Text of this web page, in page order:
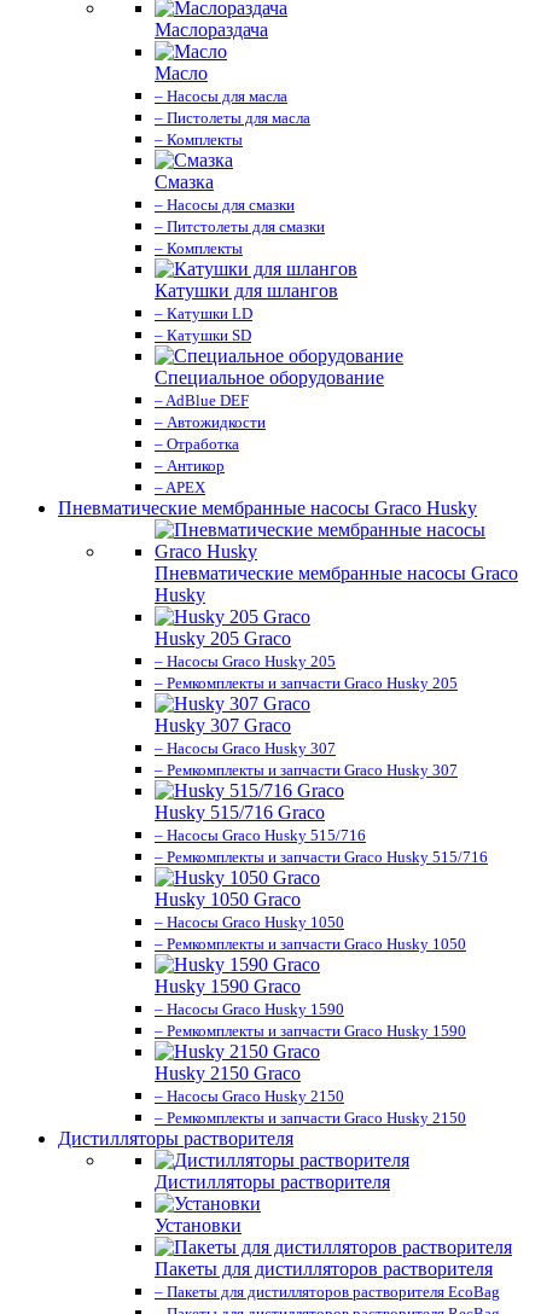
Маслораздача
Масло
– Насосы для масла
– Пистолеты для масла
– Комплекты
Смазка
– Насосы для смазки
– Питстолеты для смазки
– Комплекты
Катушки для шлангов
– Катушки LD
– Катушки SD
Специальное оборудование
– AdBlue DEF
– Автожидкости
– Отработка
– Антикор
– APEX
Пневматические мембранные насосы Graco Husky
Пневматические мембранные насосы Graco
Husky
Husky 205 Graco
– Насосы Graco Husky 205
– Ремкомплекты и запчасти Graco Husky 205
Husky 307 Graco
– Насосы Graco Husky 307
– Ремкомплекты и запчасти Graco Husky 307
Husky 515/716 Graco
– Насосы Graco Husky 515/716
– Ремкомплекты и запчасти Graco Husky 515/716
Husky 1050 Graco
– Насосы Graco Husky 1050
– Ремкомплекты и запчасти Graco Husky 1050
Husky 1590 Graco
– Насосы Graco Husky 1590
– Ремкомплекты и запчасти Graco Husky 1590
Husky 2150 Graco
– Насосы Graco Husky 2150
– Ремкомплекты и запчасти Graco Husky 2150
Дистилляторы растворителя
Дистилляторы растворителя
Установки
Пакеты для дистилляторов растворителя
– Пакеты для дистилляторов растворителя EcoBag